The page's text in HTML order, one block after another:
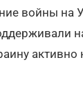
войны на